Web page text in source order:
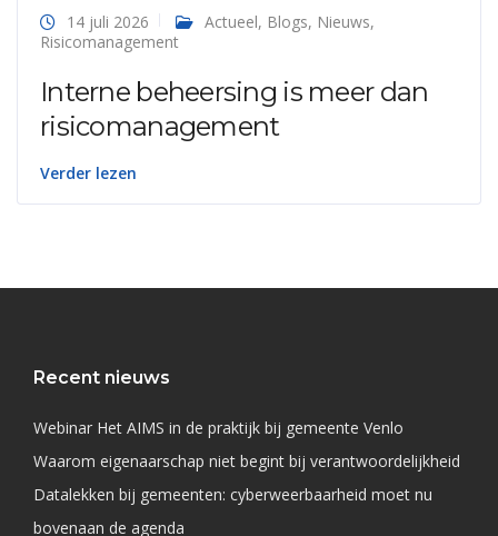
14 juli 2026 Actueel, Blogs, Nieuws,
Risicomanagement
Interne beheersing is meer dan
risicomanagement
Verder lezen
Recent nieuws
Webinar Het AIMS in de praktijk bij gemeente Venlo
Waarom eigenaarschap niet begint bij verantwoordelijkheid
Datalekken bij gemeenten: cyberweerbaarheid moet nu
bovenaan de agenda